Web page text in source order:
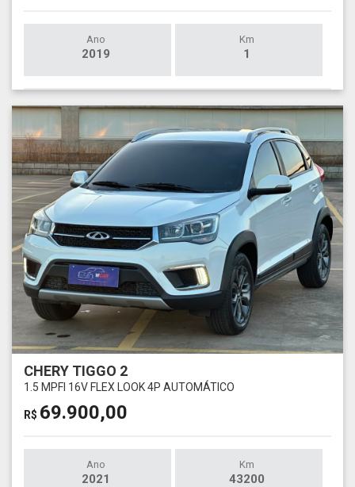
Ano
2019
Km
1
CHERY TIGGO 2
1.5 MPFI 16V FLEX LOOK 4P AUTOMÁTICO
R$ 69.900,00
Ano
2021
Km
43200